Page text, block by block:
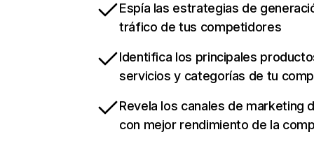
Espía las estrategias de
tráfico de tus competidores
Identifica los principales
servicios y categorías de tu
Revela los canales de marketing
con mejor rendimiento de la